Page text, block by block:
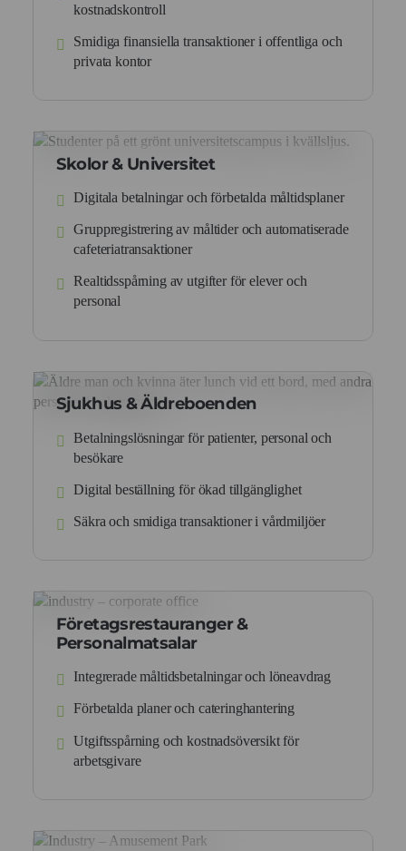
kostnadskontroll
Smidiga finansiella transaktioner i offentliga och
privata kontor
Skolor & Universitet
Digitala betalningar och förbetalda måltidsplaner
Gruppregistrering av måltider och automatiserade
cafeteriatransaktioner
Realtidsspårning av utgifter för elever och
personal
Sjukhus & Äldreboenden
Betalningslösningar för patienter, personal och
besökare
Digital beställning för ökad tillgänglighet
Säkra och smidiga transaktioner i vårdmiljöer
Företagsrestauranger &
Personalmatsalar
Integrerade måltidsbetalningar och löneavdrag
Förbetalda planer och cateringhantering
Utgiftsspårning och kostnadsöversikt för
arbetsgivare